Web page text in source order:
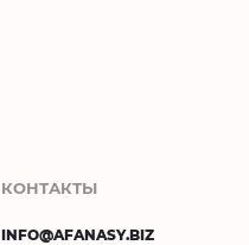
КОНТАКТЫ
INFO@AFANASY.BIZ